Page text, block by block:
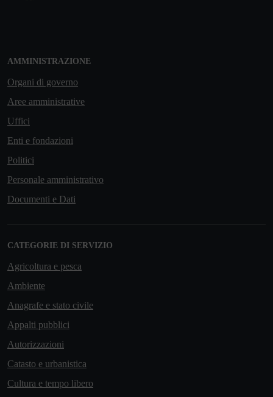
AMMINISTRAZIONE
Organi di governo
Aree amministrative
Uffici
Enti e fondazioni
Politici
Personale amministrativo
Documenti e Dati
CATEGORIE DI SERVIZIO
Agricoltura e pesca
Ambiente
Anagrafe e stato civile
Appalti pubblici
Autorizzazioni
Catasto e urbanistica
Cultura e tempo libero